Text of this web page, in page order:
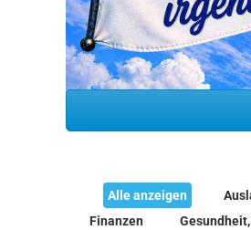
Alle anzeigen
Finanzen